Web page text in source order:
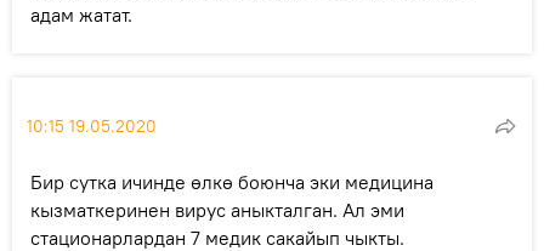
адам жатат.
10:15 19.05.2020
Бир сутка ичинде өлкө боюнча эки медицина
кызматкеринен вирус аныкталган. Ал эми
стационарлардан 7 медик сакайып чыкты.